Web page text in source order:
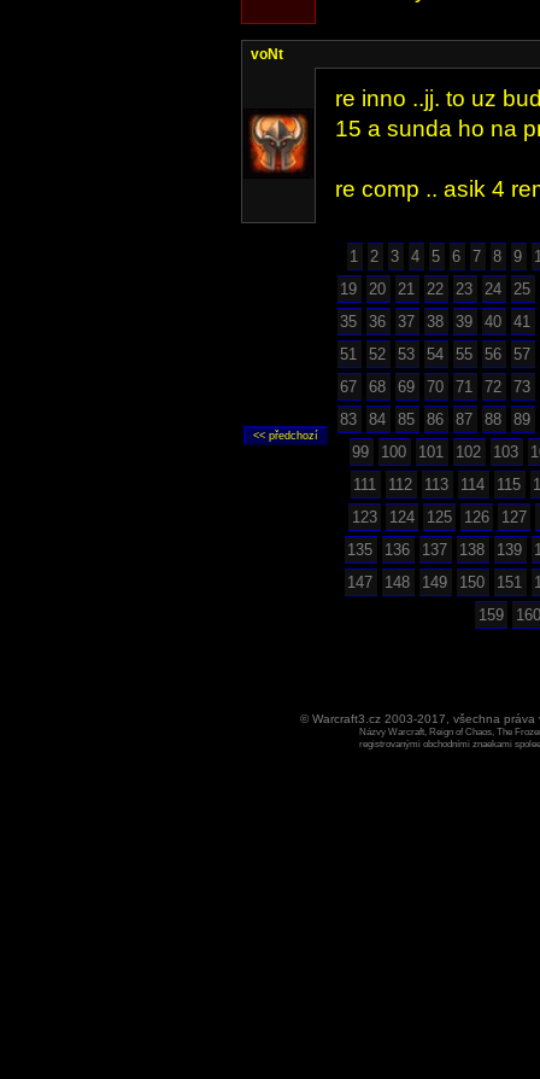
voNt
re inno ..jj. to uz
15 a sunda ho na
re comp .. asik 4
1 2 3 4 5 6 7 8 9
19
20 21 22 23 24
25
35
36 37 38 39 40
41
51
52 53 54 55 56
57
67
68 69 70 71 72
73
83
84 85 86 87 88
89
99
100 101 102 103
111
112 113 114 115
123
124 125 126 127
135
136 137 138 139
147
148 149 150 151
159
160
© Warcraft3.cz 2003-2017, všechna
Názvy Warcraft, Reign of Chaos, The
registrovanými obchodními znaekami